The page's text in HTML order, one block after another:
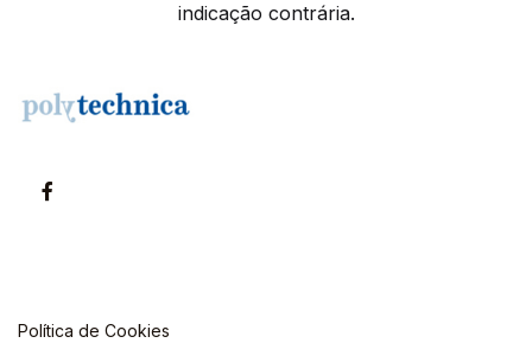
indicação contrária.
Política de Cookies